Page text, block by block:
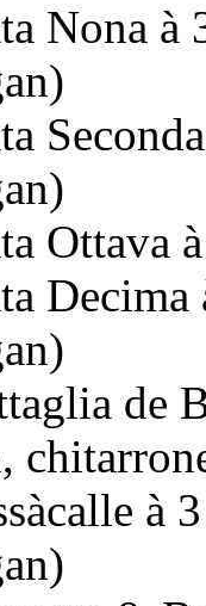
Nona
Ottava
de
à